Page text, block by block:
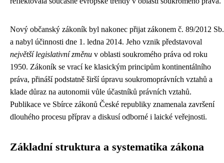
Nový občanský zákoník byl nakonec přijat zákonem č. 89/2012 Sb.
a nabyl účinnosti dne 1. ledna 2014. Jeho vznik představoval
největší legislativní změnu v oblasti soukromého práva od roku
1950. Zákoník se vrací ke klasickým principům kontinentálního
práva, přináší podstatně širší úpravu soukromoprávních vztahů a
klade důraz na autonomii vůle účastníků právních vztahů.
Publikace ve Sbírce zákonů České republiky znamenala završení
dlouhého procesu příprav a diskusí odborné i laické veřejnosti.
Základní struktura a systematika zákona